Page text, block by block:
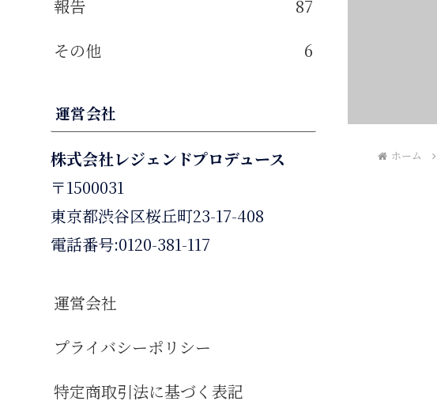
ホーム
報告
87
その他
6
運営会社
株式会社レジェンドプロデュース
〒1500031
東京都渋谷区桜丘町23-17-408
電話番号:0120-381-117
運営会社
プライバシーポリシー
特定商取引法に基づく表記